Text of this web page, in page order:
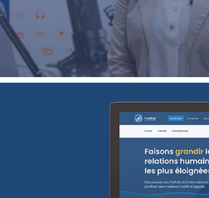
18ÈME SOMMET DE LA